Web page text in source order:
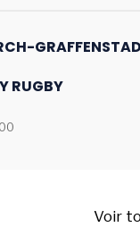
RUGBY
Voir